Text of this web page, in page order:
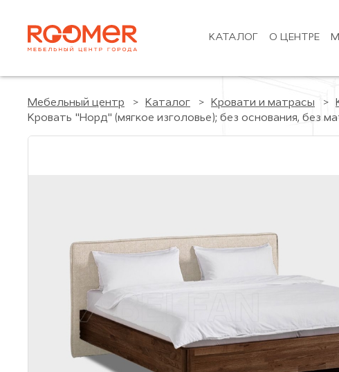
КАТАЛОГ О ЦЕНТРЕ
Мебельный центр Каталог Кровати и матрасы
Кровать "Норд" (мягкое изголовье); без основания, без